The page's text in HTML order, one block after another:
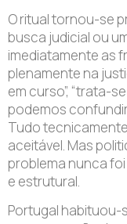
O ritual tornou-se
busca judicial ou
imediatamente as
plenamente na
em curso”, “trata-
podemos
Tudo
aceitável. Mas
problema nunca
e estrutural.
Portugal habituou-